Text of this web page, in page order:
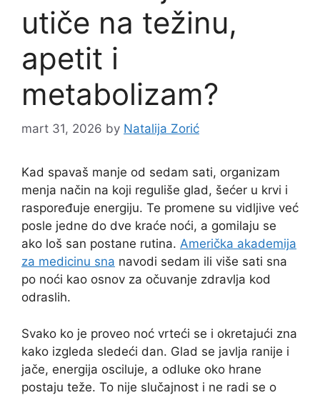
utiče na težinu,
apetit i
metabolizam?
mart 31, 2026 by Natalija Zorić
Kad spavaš manje od sedam sati, organizam
menja način na koji reguliše glad, šećer u krvi i
raspoređuje energiju. Te promene su vidljive već
posle jedne do dve kraće noći, a gomilaju se
ako loš san postane rutina. Američka akademija
za medicinu sna navodi sedam ili više sati sna
po noći kao osnov za očuvanje zdravlja kod
odraslih.
Svako ko je proveo noć vrteći se i okretajući zna
kako izgleda sledeći dan. Glad se javlja ranije i
jače, energija osciluje, a odluke oko hrane
postaju teže. To nije slučajnost i ne radi se o